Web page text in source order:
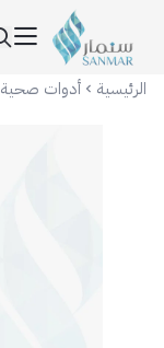
سنمار Sanmar
الرئيسية أدوات صحية